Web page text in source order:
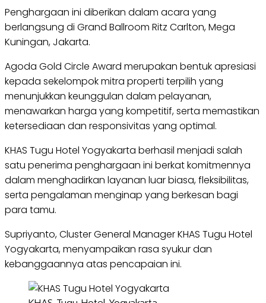
Penghargaan ini diberikan dalam acara yang
berlangsung di Grand Ballroom Ritz Carlton, Mega
Kuningan, Jakarta.
Agoda Gold Circle Award merupakan bentuk apresiasi
kepada sekelompok mitra properti terpilih yang
menunjukkan keunggulan dalam pelayanan,
menawarkan harga yang kompetitif, serta memastikan
ketersediaan dan responsivitas yang optimal.
KHAS Tugu Hotel Yogyakarta berhasil menjadi salah
satu penerima penghargaan ini berkat komitmennya
dalam menghadirkan layanan luar biasa, fleksibilitas,
serta pengalaman menginap yang berkesan bagi
para tamu.
Supriyanto, Cluster General Manager KHAS Tugu Hotel
Yogyakarta, menyampaikan rasa syukur dan
kebanggaannya atas pencapaian ini.